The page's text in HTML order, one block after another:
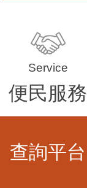
便民服務
查詢平台